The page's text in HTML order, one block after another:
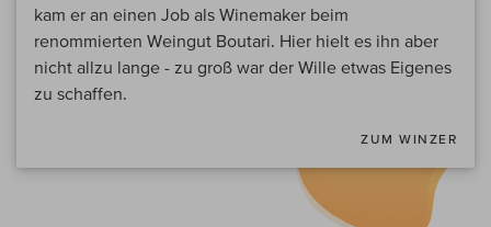
kam er an einen Job als Winemaker beim
renommierten Weingut Boutari. Hier hielt es ihn aber
nicht allzu lange - zu groß war der Wille etwas Eigenes
zu schaffen.
ZUM WINZER